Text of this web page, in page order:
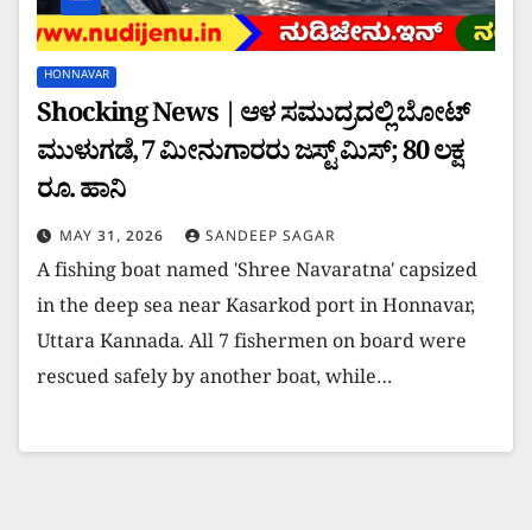
HONNAVAR
Shocking News | ಆಳ ಸಮುದ್ರದಲ್ಲಿ ಬೋಟ್
ಮುಳುಗಡೆ, 7 ಮೀನುಗಾರರು ಜಸ್ಟ್ ಮಿಸ್; 80 ಲಕ್ಷ
ರೂ. ಹಾನಿ
MAY 31, 2026 SANDEEP SAGAR
A fishing boat named 'Shree Navaratna' capsized
in the deep sea near Kasarkod port in Honnavar,
Uttara Kannada. All 7 fishermen on board were
rescued safely by another boat, while…